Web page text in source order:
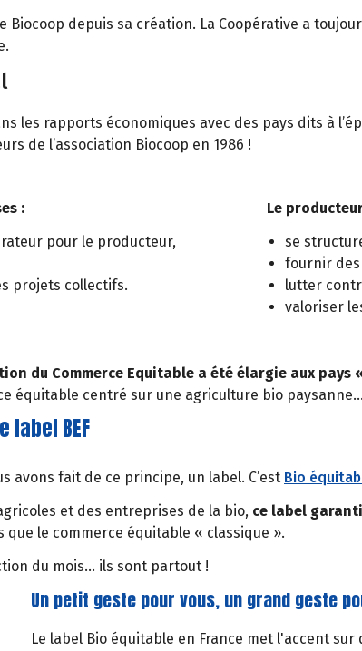
depuis sa création. La Coopérative a
les rapports économiques avec des pays dits à
de l’association Biocoop en 1986 !
:
pour le producteur,
projets collectifs.
Le
se
fournir
lutter
valoriser
du Commerce Equitable a été élargie aux pays
équitable centré sur une agriculture bio
BEF
avons fait de ce principe, un label. C’est Bio
et des entreprises de la bio, ce label
que le commerce équitable « classique ».
du mois… ils sont partout !
Un petit geste pour vous, un grand geste
Le label Bio équitable en France met l'accent